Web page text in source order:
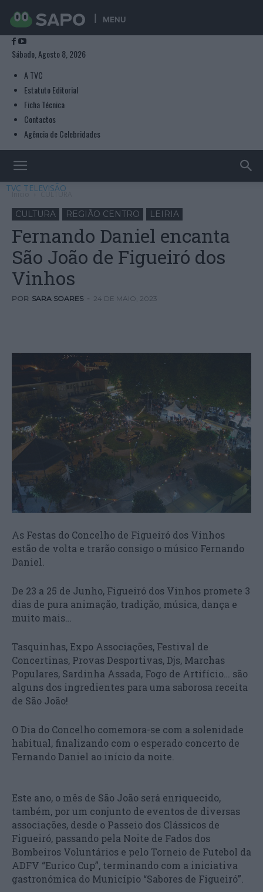
MENU
Sábado, Agosto 8, 2026
A TVC
Estatuto Editorial
Ficha Técnica
Contactos
Agência de Celebridades
TVC TELEVISÃO
Início CULTURA
CULTURA REGIÃO CENTRO LEIRIA
Fernando Daniel encanta
São João de Figueiró dos
Vinhos
POR SARA SOARES - 24 DE MAIO, 2023
As Festas do Concelho de Figueiró dos Vinhos
estão de volta e trarão consigo o músico Fernando
Daniel.
De 23 a 25 de Junho, Figueiró dos Vinhos promete 3
dias de pura animação, tradição, música, dança e
muito mais…
Tasquinhas, Expo Associações, Festival de
Concertinas, Provas Desportivas, Djs, Marchas
Populares, Sardinha Assada, Fogo de Artifício… são
alguns dos ingredientes para uma saborosa receita
de São João!
O Dia do Concelho comemora-se com a solenidade
habitual, finalizando com o esperado concerto de
Fernando Daniel ao início da noite.
Este ano, o mês de São João será enriquecido,
também, por um conjunto de eventos de diversas
associações, desde o Passeio dos Clássicos de
Figueiró, passando pela Noite de Fados dos
Bombeiros Voluntários e pelo Torneio de Futebol da
ADFV “Eurico Cup”, terminando com a iniciativa
gastronómica do Município “Sabores de Figueiró”.